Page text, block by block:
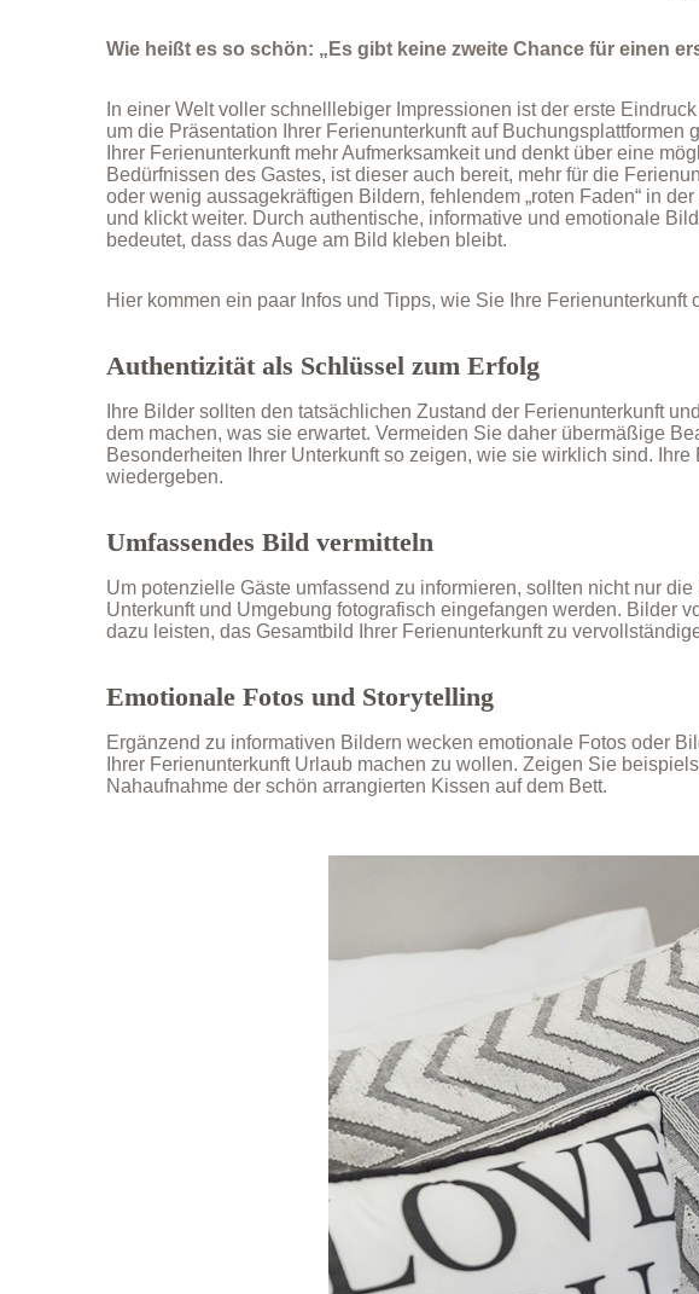
Wie heißt es so schön: „Es gibt keine zweite Chance für einen
In einer Welt voller schnelllebiger Impressionen ist der erste
um die Präsentation Ihrer Ferienunterkunft auf
Ihrer Ferienunterkunft mehr Aufmerksamkeit und denkt über eine
Bedürfnissen des Gastes, ist dieser auch bereit, mehr für die
oder wenig aussagekräftigen Bildern, fehlendem „roten Faden“ in
und klickt weiter. Durch authentische, informative und emotionale
bedeutet, dass das Auge am Bild kleben bleibt.
Hier kommen ein paar Infos und Tipps, wie Sie Ihre Ferienunterkunft
Authentizität als Schlüssel zum Erfolg
Ihre Bilder sollten den tatsächlichen Zustand der Ferienunterkunft
dem machen, was sie erwartet. Vermeiden Sie daher übermäßige
Besonderheiten Ihrer Unterkunft so zeigen, wie sie wirklich sind.
wiedergeben.
Umfassendes Bild vermitteln
Um potenzielle Gäste umfassend zu informieren, sollten nicht nur
Unterkunft und Umgebung fotografisch eingefangen werden. Bilder
dazu leisten, das Gesamtbild Ihrer Ferienunterkunft zu
Emotionale Fotos und Storytelling
Ergänzend zu informativen Bildern wecken emotionale Fotos oder
Ihrer Ferienunterkunft Urlaub machen zu wollen. Zeigen Sie
Nahaufnahme der schön arrangierten Kissen auf dem Bett.